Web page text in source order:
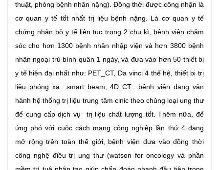
thuật, phòng bệnh nhân nặng). Đồng thời được công nhận là
cơ quan y tế tốt nhất trị liệu bệnh nặng. Là cơ quan y tế
chứng nhận bộ y tế liên tục trong 2 chu kì, bệnh viện chăm
sóc cho hơn 1300 bệnh nhân nhập viện và hơn 3800 bệnh
nhân ngoại trú bình quân 1 ngày, và đưa vào hơn 50 thiết bị
y tế hiện đại nhất như: PET_CT, Da vinci 4 thế hệ, thiết bị trị
liệu phóng xạ smart beam, 4D CT…bệnh viện đang vận
hành hệ thống trị liệu trung tâm clnic theo chủng loại ung thư
để cung cấp dịch vụ trị liệu chất lượng tốt. Thêm nữa, để
ứng phó với cuộc cách mạng công nghiệp lần thứ 4 đang
mở rộng trên toàn thế giới, bệnh viện đưa vào đồng thời
công nghệ điều trị ung thư (watson for oncology và phần